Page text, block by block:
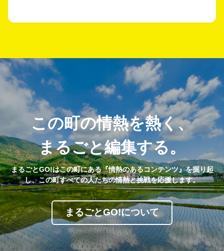
この町の情熱を熱く、
まるごと編集する。
まるごとGO!はこの町にある『情熱のあるコンテンツ』を掘り起
し、この町すべての人たちの情熱と挑戦を応援します。
まるごとGO!について